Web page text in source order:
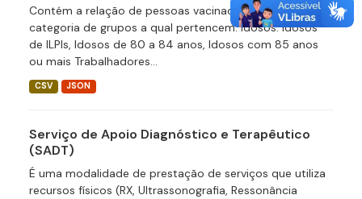
Contém a relação de pessoas vacinadas bem como a
categoria de grupos a qual pertencem. Idosos: Idosos
de ILPIs, Idosos de 80 a 84 anos, Idosos com 85 anos
ou mais Trabalhadores...
CSV JSON
Serviço de Apoio Diagnóstico e Terapêutico
(SADT)
É uma modalidade de prestação de serviços que utiliza
recursos físicos (RX, Ultrassonografia, Ressonância